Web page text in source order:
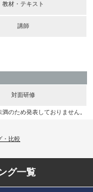
教材・テキスト
講師
対面研修
のため発表しておりません。
・比較
グ一覧